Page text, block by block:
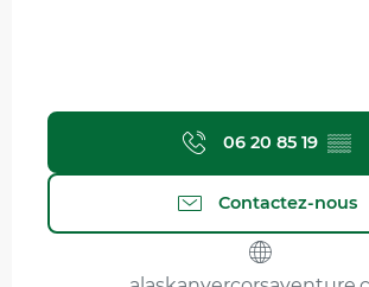
06 20 85 19 ▒▒
Contactez-nous